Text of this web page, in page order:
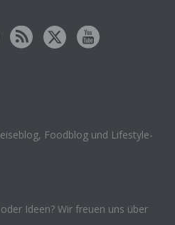
Foodblog und Lifestyle-
Ideen? Wir freuen uns über